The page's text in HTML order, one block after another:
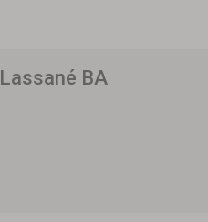
Lassané BA